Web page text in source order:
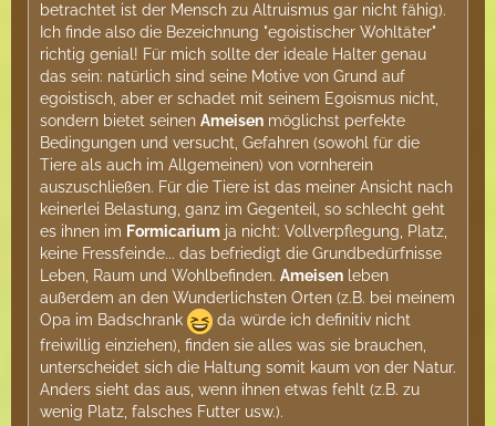
betrachtet ist der Mensch zu Altruismus gar nicht fähig).
Ich finde also die Bezeichnung "egoistischer Wohltäter"
richtig genial! Für mich sollte der ideale Halter genau
das sein: natürlich sind seine Motive von Grund auf
egoistisch, aber er schadet mit seinem Egoismus nicht,
sondern bietet seinen Ameisen möglichst perfekte
Bedingungen und versucht, Gefahren (sowohl für die
Tiere als auch im Allgemeinen) von vornherein
auszuschließen. Für die Tiere ist das meiner Ansicht nach
keinerlei Belastung, ganz im Gegenteil, so schlecht geht
es ihnen im Formicarium ja nicht: Vollverpflegung, Platz,
keine Fressfeinde... das befriedigt die Grundbedürfnisse
Leben, Raum und Wohlbefinden. Ameisen leben
außerdem an den Wunderlichsten Orten (z.B. bei meinem
Opa im Badschrank
da würde ich definitiv nicht
freiwillig einziehen), finden sie alles was sie brauchen,
unterscheidet sich die Haltung somit kaum von der Natur.
Anders sieht das aus, wenn ihnen etwas fehlt (z.B. zu
wenig Platz, falsches Futter usw.).